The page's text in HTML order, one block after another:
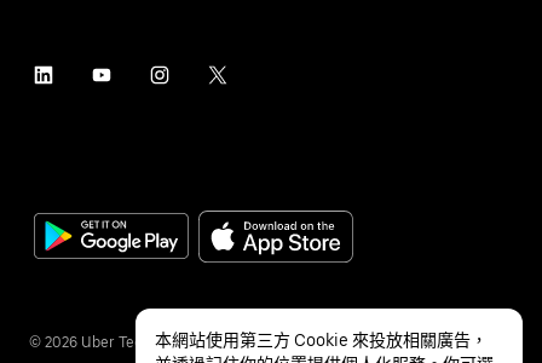
© 2026 Uber Technologies Inc.
本網站使用第三方 Cookie 來投放相關廣告，